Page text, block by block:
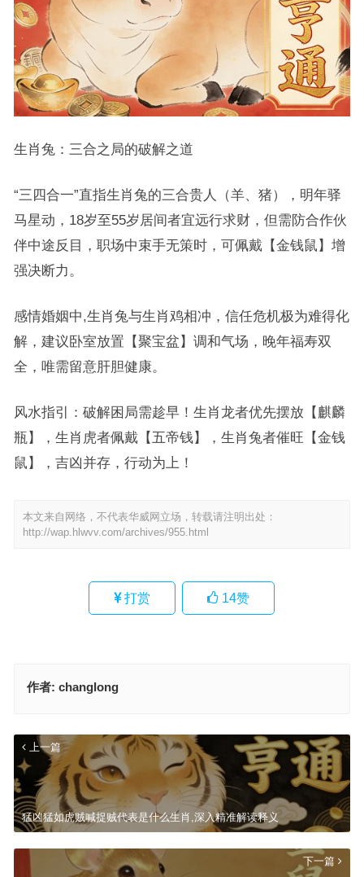
生肖兔：三合之局的破解之道
“三四合一”直指生肖兔的三合贵人（羊、猪），明年驿
马星动，18岁至55岁居间者宜远行求财，但需防合作伙
伴中途反目，职场中束手无策时，可佩戴【金钱鼠】增
强决断力。
感情婚姻中,生肖兔与生肖鸡相冲，信任危机极为难得化
解，建议卧室放置【聚宝盆】调和气场，晚年福寿双
全，唯需留意肝胆健康。
风水指引：破解困局需趁早！生肖龙者优先摆放【麒麟
瓶】，生肖虎者佩戴【五帝钱】，生肖兔者催旺【金钱
鼠】，吉凶并存，行动为上！
本文来自网络，不代表华威网立场，转载请注明出处：
http://wap.hlwvv.com/archives/955.html
打赏 14赞
作者: changlong
上一篇
猛凶猛如虎贼喊捉贼代表是什么生肖,深入精准解读释义
下一篇